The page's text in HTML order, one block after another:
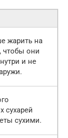
жарить на
чтобы они
и не
сухарей
сухими.